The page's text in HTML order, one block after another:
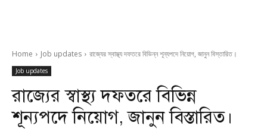
Home Job updates রাজ্যের স্বাস্থ্য দফতরে বিভিন্ন শূন্যপদে নিয়োগ, জানুন বিস্তারিত।
Job updates
রাজ্যের স্বাস্থ্য দফতরে বিভিন্ন
শূন্যপদে নিয়োগ, জানুন বিস্তারিত।